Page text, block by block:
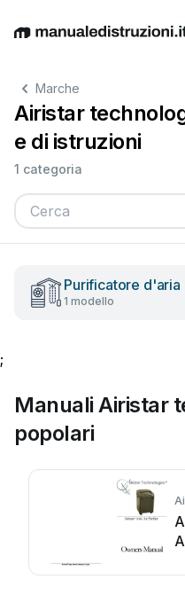
EnglishDeutschEspañol
Marche
Airistar
e di istruzioni
1 categoria
Purificatore d'aria
1 modello
;
Manuali Airistar
popolari